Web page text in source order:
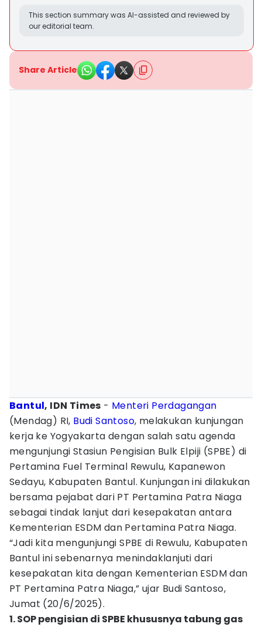
This section summary was AI-assisted and reviewed by
our editorial team.
Share Article
Bantul, IDN Times - Menteri Perdagangan
(Mendag) RI, Budi Santoso, melakukan kunjungan
kerja ke Yogyakarta dengan salah satu agenda
mengunjungi Stasiun Pengisian Bulk Elpiji (SPBE) di
Pertamina Fuel Terminal Rewulu, Kapanewon
Sedayu, Kabupaten Bantul. Kunjungan ini dilakukan
bersama pejabat dari PT Pertamina Patra Niaga
sebagai tindak lanjut dari kesepakatan antara
Kementerian ESDM dan Pertamina Patra Niaga.
“Jadi kita mengunjungi SPBE di Rewulu, Kabupaten
Bantul ini sebenarnya menindaklanjuti dari
kesepakatan kita dengan Kementerian ESDM dan
PT Pertamina Patra Niaga,” ujar Budi Santoso,
Jumat (20/6/2025).
1. SOP pengisian di SPBE khususnya tabung gas